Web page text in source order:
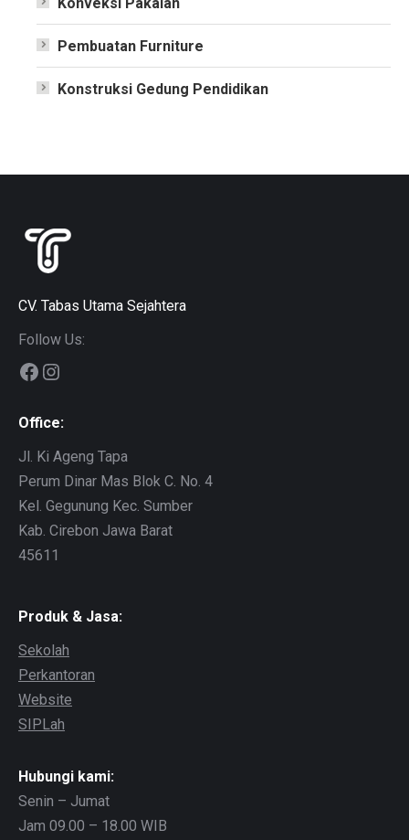
Pembuatan Furniture
Konstruksi Gedung Pendidikan
CV. Tabas Utama Sejahtera
Follow Us:
Facebook
Instagram
Office:
Jl. Ki Ageng Tapa
Perum Dinar Mas Blok C. No. 4
Kel. Gegunung Kec. Sumber
Kab. Cirebon Jawa Barat
45611
Produk & Jasa:
Sekolah
Perkantoran
Website
SIPLah
Hubungi kami:
Senin – Jumat
Jam 09.00 – 18.00 WIB